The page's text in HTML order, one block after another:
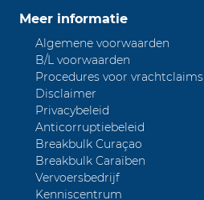
Meer informatie
Algemene voorwaarden
B/L voorwaarden
Procedures voor vrachtclaims
Disclaimer
Privacybeleid
Anticorruptiebeleid
Breakbulk Curaçao
Breakbulk Caraïben
Vervoersbedrijf
Kenniscentrum